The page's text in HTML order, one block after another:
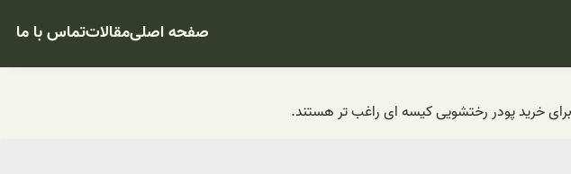
صفحه اصلیمقالاتتماس با ما
خرید پودر رختشویی کیسه ای راغب تر هستند.